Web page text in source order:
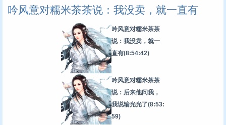
吟风意对糯米茶茶说：我没卖，就一直有
吟风意对糯米茶茶
说：我没卖，就一
直有(8:54:42)
吟风意对糯米茶茶
说：后来他问我，
我说输光光了(8:53:
59)